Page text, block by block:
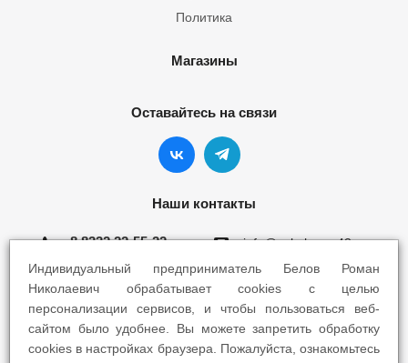
Политика
Магазины
Оставайтесь на связи
Наши контакты
8 8332 22-55-22 info@yokohama43.ru
Киров, ул. Ломоносова 5Б
Киров, ул. Профсоюзная 7А
Индивидуальный предприниматель Белов Роман
Николаевич обрабатывает cookies с целью
персонализации сервисов, и чтобы пользоваться веб-
сайтом было удобнее. Вы можете запретить обработку
cookies в настройках браузера. Пожалуйста, ознакомьтесь